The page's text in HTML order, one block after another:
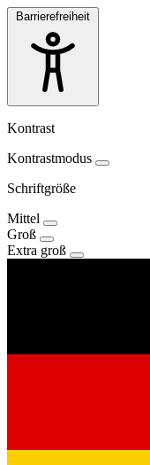
Barrierefreiheit
Kontrast
Kontrastmodus
Schriftgröße
Mittel
Groß
Extra groß